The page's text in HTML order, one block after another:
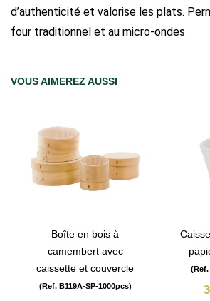
d’authenticité et valorise les plats.
four traditionnel et au micro-ondes
VOUS AIMEREZ AUSSI
Boîte en bois à
camembert avec
caissette et couvercle
(Ref. B119A-SP-1000pcs)
(Ref.